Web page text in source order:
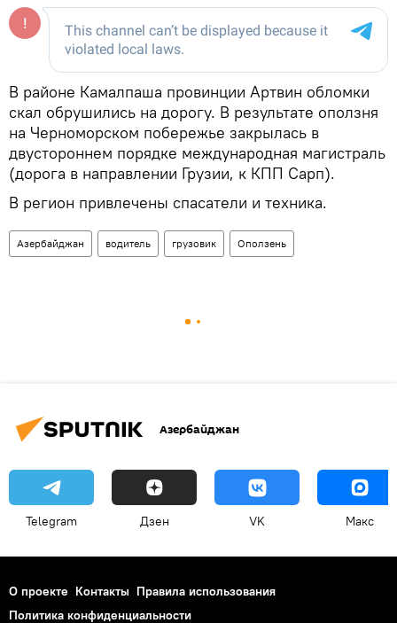
В районе Камалпаша провинции Артвин обломки
скал обрушились на дорогу. В результате оползня
на Черноморском побережье закрылась в
двустороннем порядке международная магистраль
(дорога в направлении Грузии, к КПП Сарп).
В регион привлечены спасатели и техника.
Азербайджан водитель грузовик Оползень
Азербайджан
Telegram Дзен VK Макс
О проекте Контакты Правила использования
Политика конфиденциальности